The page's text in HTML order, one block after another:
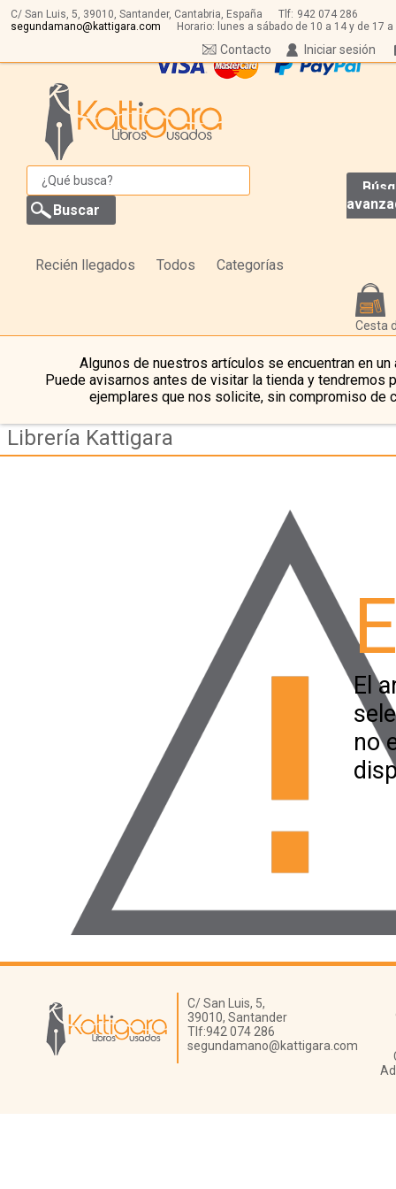
C/ San Luis, 5, 39010, Santander, Cantabria, España Tlf: 942 074 286
segundamano@kattigara.com
Horario: lunes a sábado de 10 a 14 y de 17 a
Iniciar sesión
Contacto
Recién llegados Todos Categorías
Cesta
Algunos de nuestros artículos se encuentran en un
Puede avisarnos antes de visitar la tienda y tendremos
ejemplares que nos solicite, sin compromiso de
Librería Kattigara
El
no
Librería Kattigara
C/ San Luis, 5,
39010, Santander
Tlf:942 074 286
segundamano@kattigara.com